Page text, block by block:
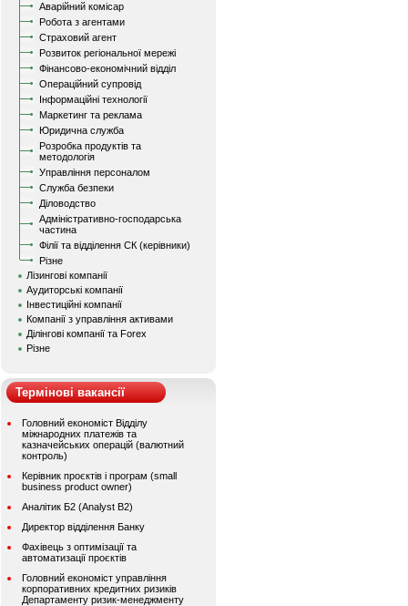
Аварійний комісар
Робота з агентами
Страховий агент
Розвиток регіональної мережі
Фінансово-економічний відділ
Операційний супровід
Інформаційні технології
Маркетинг та реклама
Юридична служба
Розробка продуктів та
методологія
Управління персоналом
Служба безпеки
Діловодство
Адміністративно-господарська
частина
Філії та відділення СК (керівники)
Різне
Лізингові компанії
Аудиторські компанії
Інвестиційні компанії
Компанії з управління активами
Ділінгові компанії та Forex
Різне
Термінові вакансії
Головний економіст Відділу
міжнародних платежів та
казначейських операцій (валютний
контроль)
Керівник проєктів і програм (small
business product owner)
Аналітик Б2 (Analyst B2)
Директор відділення Банку
Фахівець з оптимізації та
автоматизації проєктів
Головний економіст управління
корпоративних кредитних ризиків
Департаменту ризик-менеджменту